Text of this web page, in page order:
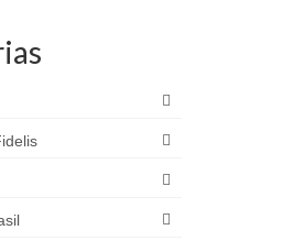
a partir do dia 14 de
nomes da